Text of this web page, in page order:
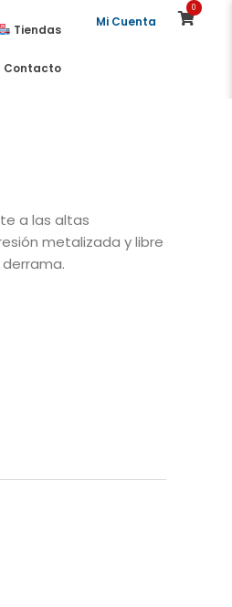
Tiendas
Contacto
Mi Cuenta
0
a las altas
metalizada y libre